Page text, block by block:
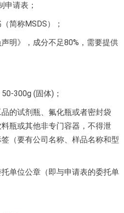
请表；
简称MSDS）；
声明》，成分不足80%，需要提供
300g (固体)；
的试剂瓶、氟化瓶或者密封袋
瓶或其他非专门容器，不得泄
（要有公司名称、样品名称和型
单位公章（即与申请表的委托单